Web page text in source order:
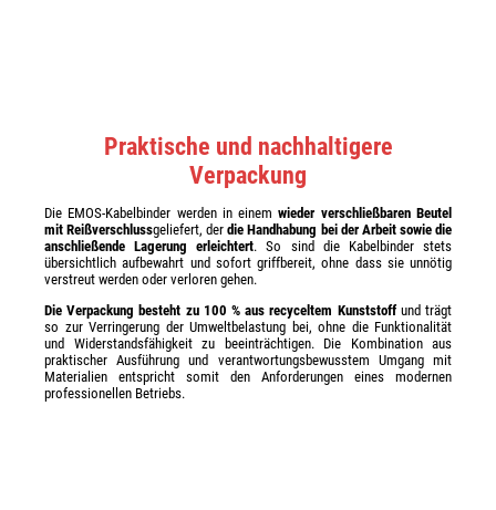
Praktische und nachhaltigere
Verpackung
Die EMOS-Kabelbinder werden in einemwieder verschließbaren Beutel
mit Reißverschlussgeliefert, derdie Handhabung bei der Arbeit sowie die
anschließende Lagerung erleichtert. So sind die Kabelbinder stets
übersichtlich aufbewahrt und sofort griffbereit, ohne dass sie unnötig
verstreut werden oder verloren gehen.
Die Verpackung besteht zu 100 % aus recyceltem Kunststoffund trägt
so zur Verringerung der Umweltbelastung bei, ohne die Funktionalität
und Widerstandsfähigkeit zu beeinträchtigen. Die Kombination aus
praktischer Ausführung und verantwortungsbewusstem Umgang mit
Materialien entspricht somit den Anforderungen eines modernen
professionellen Betriebs.